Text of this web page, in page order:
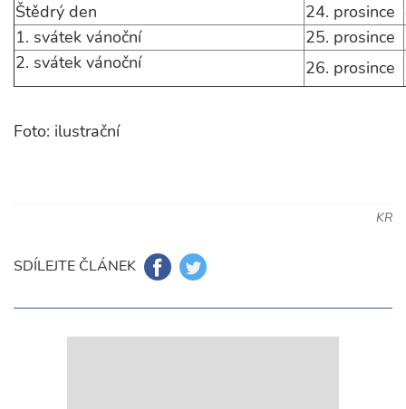
Štědrý den
24. prosince
1. svátek vánoční
25. prosince
2. svátek vánoční
26. prosince
Foto: ilustrační
KR
SDÍLEJTE ČLÁNEK